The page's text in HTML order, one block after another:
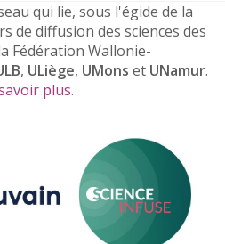
qui lie, sous l'égide de la
de diffusion des sciences des
Fédération Wallonie-
, ULiège, UMons et UNamur.
plus.